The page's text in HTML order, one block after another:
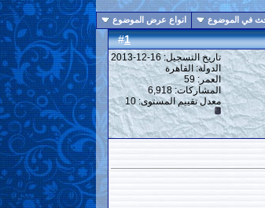
في الموضوع انواع عرض الموضوع
#
1
تاريخ التسجيل: 16-12-2013
الدولة: القاهرة
العمر: 59
المشاركات: 6,918
معدل تقييم المستوى: 10